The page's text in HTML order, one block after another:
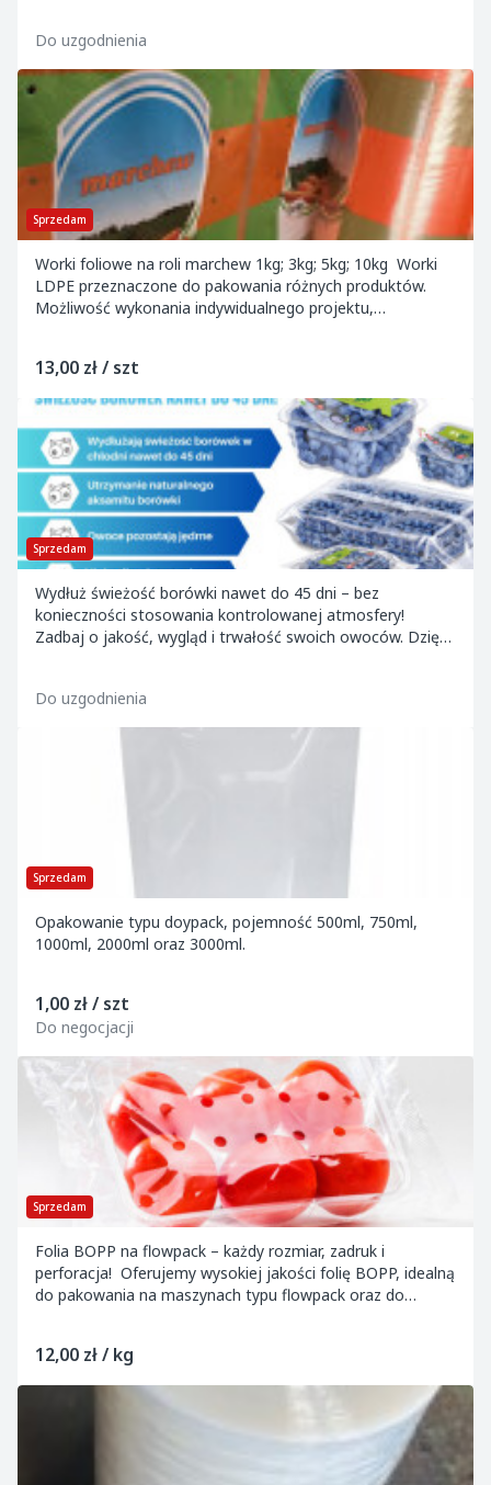
Do uzgodnienia
Sprzedam
Worki foliowe na roli marchew 1kg; 3kg; 5kg; 10kg Worki
LDPE przeznaczone do pakowania różnych produktów.
Możliwość wykonania indywidualnego projektu,
13,00 zł / szt
Sprzedam
Wydłuż świeżość borówki nawet do 45 dni – bez
konieczności stosowania kontrolowanej atmosfery!
Zadbaj o jakość, wygląd i trwałość swoich owoców. Dzięki
Do uzgodnienia
Sprzedam
Opakowanie typu doypack, pojemność 500ml, 750ml,
1000ml, 2000ml oraz 3000ml.
1,00 zł / szt
Do negocjacji
Sprzedam
Folia BOPP na flowpack – każdy rozmiar, zadruk i
perforacja! Oferujemy wysokiej jakości folię BOPP, idealną
do pakowania na maszynach typu flowpack oraz do
12,00 zł / kg